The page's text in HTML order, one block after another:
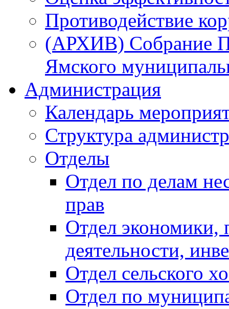
Противодействие
(АРХИВ) Собрание
Ямского
Администрация
Календарь
Структура
Отделы
Отдел по делам
прав
Отдел экономики,
деятельности,
Отдел сельского
Отдел по